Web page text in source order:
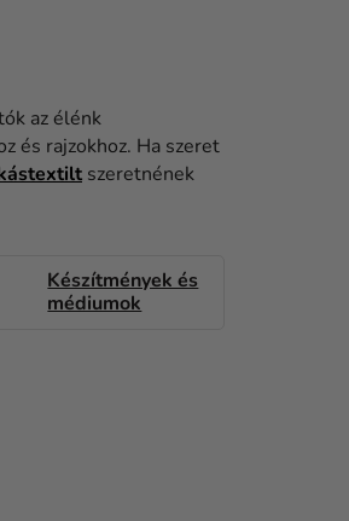
az élénk
és rajzokhoz. Ha szeret
szeretnének
Készítmények és
médiumok